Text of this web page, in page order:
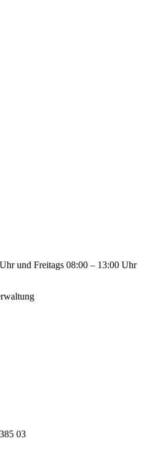
und Freitags 08:00 – 13:00 Uhr
03